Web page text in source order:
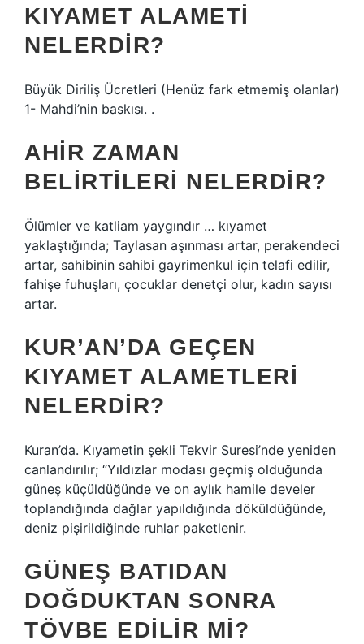
KIYAMET ALAMETI
NELERDIR?
Büyük Diriliş Ücretleri (Henüz fark etmemiş olanlar)
1- Mahdi’nin baskısı. .
AHIR ZAMAN
BELIRTILERI NELERDIR?
Ölümler ve katliam yaygındır … kıyamet
yaklaştığında; Taylasan aşınması artar, perakendeci
artar, sahibinin sahibi gayrimenkul için telafi edilir,
fahişe fuhuşları, çocuklar denetçi olur, kadın sayısı
artar.
KUR’AN’DA GEÇEN
KIYAMET ALAMETLERI
NELERDIR?
Kuran’da. Kıyametin şekli Tekvir Suresi’nde yeniden
canlandırılır; “Yıldızlar modası geçmiş olduğunda
güneş küçüldüğünde ve on aylık hamile develer
toplandığında dağlar yapıldığında döküldüğünde,
deniz pişirildiğinde ruhlar paketlenir.
GÜNEŞ BATIDAN
DOĞDUKTAN SONRA
TÖVBE EDILIR MI?